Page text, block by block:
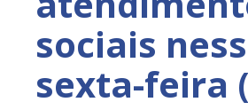
sociais
sexta-feira